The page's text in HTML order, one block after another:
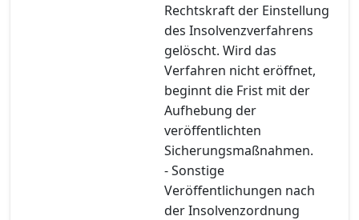
Rechtskraft der Einstellung
des Insolvenzverfahrens
gelöscht. Wird das
Verfahren nicht eröffnet,
beginnt die Frist mit der
Aufhebung der
veröffentlichten
Sicherungsmaßnahmen.
- Sonstige
Veröffentlichungen nach
der Insolvenzordnung